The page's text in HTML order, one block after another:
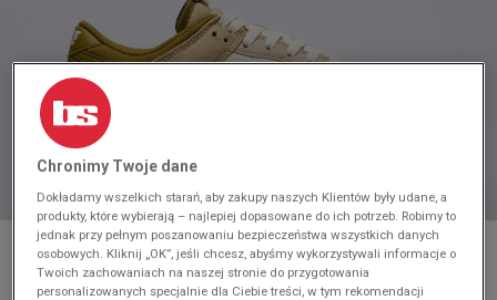
* Zdjęcie poglądowe
NIKE DUNK LOW
Chronimy Twoje dane
Dokładamy wszelkich starań, aby zakupy naszych Klientów były udane, a
produkty, które wybierają – najlepiej dopasowane do ich potrzeb. Robimy to
jednak przy pełnym poszanowaniu bezpieczeństwa wszystkich danych
osobowych. Kliknij „OK”, jeśli chcesz, abyśmy wykorzystywali informacje o
Twoich zachowaniach na naszej stronie do przygotowania
personalizowanych specjalnie dla Ciebie treści, w tym rekomendacji